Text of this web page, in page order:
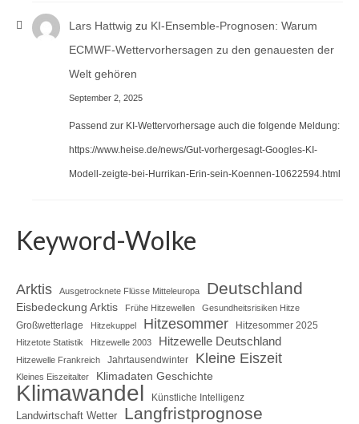
Lars Hattwig zu KI-Ensemble-Prognosen: Warum
ECMWF-Wettervorhersagen zu den genauesten der
Welt gehören
September 2, 2025
Passend zur KI-Wettervorhersage auch die folgende Meldung:
https://www.heise.de/news/Gut-vorhergesagt-Googles-KI-
Modell-zeigte-bei-Hurrikan-Erin-sein-Koennen-10622594.html
Keyword-Wolke
Arktis Ausgetrocknete Flüsse Mitteleuropa Deutschland
Eisbedeckung Arktis Frühe Hitzewellen Gesundheitsrisiken Hitze
Großwetterlage Hitzekuppel Hitzesommer Hitzesommer 2025
Hitzetote Statistik Hitzewelle 2003 Hitzewelle Deutschland
Hitzewelle Frankreich Jahrtausendwinter Kleine Eiszeit
Kleines Eiszeitalter Klimadaten Geschichte
Klimawandel Künstliche Intelligenz
Landwirtschaft Wetter Langfristprognose